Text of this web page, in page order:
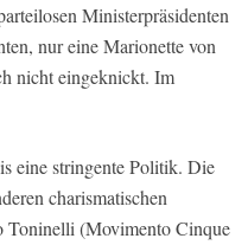
Ministerpräsidenten
nur eine Marionette von
nicht eingeknickt. Im
eine stringente Politik. Die
charismatischen
Toninelli (Movimento Cinque